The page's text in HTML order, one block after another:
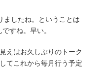
ましたね。ということは
すね。早い。
えはお久しぶりのトーク
てこれから毎月行う予定